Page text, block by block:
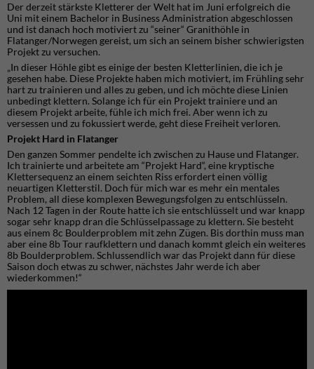
Der derzeit stärkste Kletterer der Welt hat im Juni erfolgreich die
Uni mit einem Bachelor in Business Administration abgeschlossen
und ist danach hoch motiviert zu “seiner“ Granithöhle in
Flatanger/Norwegen gereist, um sich an seinem bisher schwierigsten
Projekt zu versuchen.
„In dieser Höhle gibt es einige der besten Kletterlinien, die ich je
gesehen habe. Diese Projekte haben mich motiviert, im Frühling sehr
hart zu trainieren und alles zu geben, und ich möchte diese Linien
unbedingt klettern. Solange ich für ein Projekt trainiere und an
diesem Projekt arbeite, fühle ich mich frei. Aber wenn ich zu
versessen und zu fokussiert werde, geht diese Freiheit verloren.
Projekt Hard in Flatanger
Den ganzen Sommer pendelte ich zwischen zu Hause und Flatanger.
Ich trainierte und arbeitete am “Projekt Hard“, eine kryptische
Klettersequenz an einem seichten Riss erfordert einen völlig
neuartigen Kletterstil. Doch für mich war es mehr ein mentales
Problem, all diese komplexen Bewegungsfolgen zu entschlüsseln.
Nach 12 Tagen in der Route hatte ich sie entschlüsselt und war knapp
sogar sehr knapp dran die Schlüsselpassage zu klettern. Sie besteht
aus einem 8c Boulderproblem mit zehn Zügen. Bis dorthin muss man
aber eine 8b Tour raufklettern und danach kommt gleich ein weiteres
8b Boulderproblem. Schlussendlich war das Projekt dann für diese
Saison doch etwas zu schwer, nächstes Jahr werde ich aber
wiederkommen!“